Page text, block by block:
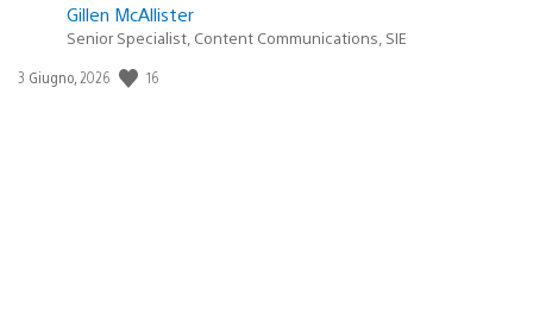
Gillen McAllister
Senior Specialist, Content Communications, SIE
Data
3 Giugno, 2026 16